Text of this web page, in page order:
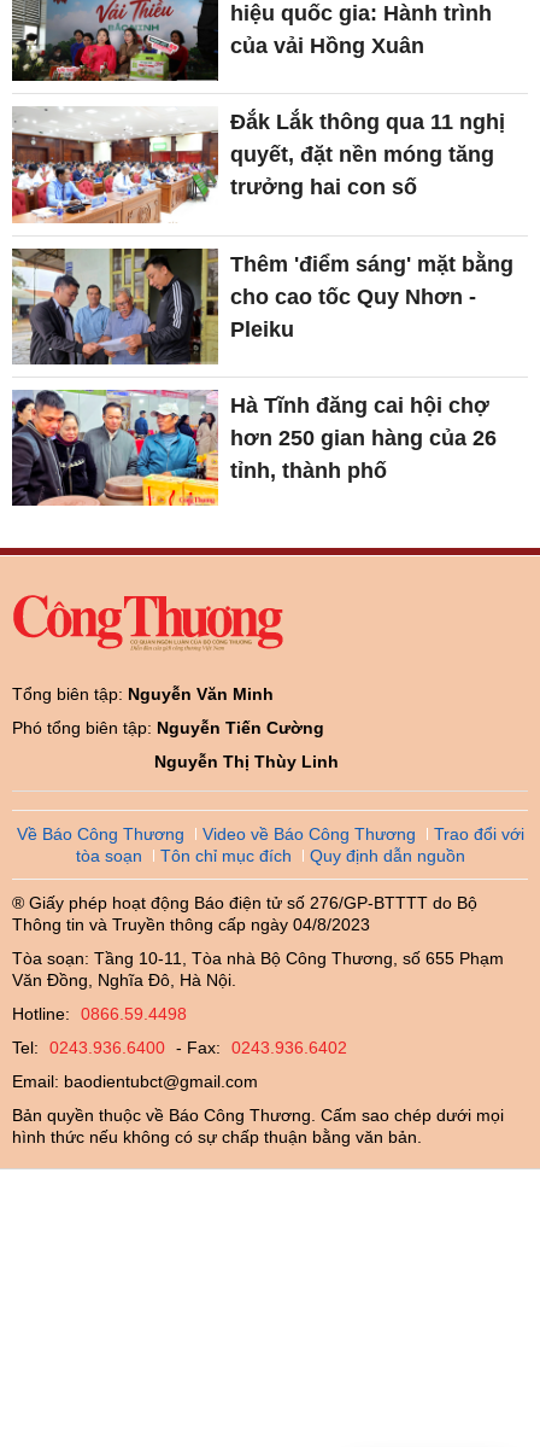
hiệu quốc gia: Hành trình
của vải Hồng Xuân
Đắk Lắk thông qua 11 nghị
quyết, đặt nền móng tăng
trưởng hai con số
Thêm 'điểm sáng' mặt bằng
cho cao tốc Quy Nhơn -
Pleiku
Hà Tĩnh đăng cai hội chợ
hơn 250 gian hàng của 26
tỉnh, thành phố
Tổng biên tập: Nguyễn Văn Minh
Phó tổng biên tập: Nguyễn Tiến Cường
Nguyễn Thị Thùy Linh
Về Báo Công Thương Video về Báo Công Thương
Trao đổi với
tòa soạn
Tôn chỉ mục đích Quy định dẫn nguồn
® Giấy phép hoạt động Báo điện tử số 276/GP-BTTTT do Bộ
Thông tin và Truyền thông cấp ngày 04/8/2023
Tòa soạn: Tầng 10-11, Tòa nhà Bộ Công Thương, số 655 Phạm
Văn Đồng, Nghĩa Đô, Hà Nội.
Hotline:
0866.59.4498
Tel:
0243.936.6400 - Fax:
0243.936.6402
Email: baodientubct@gmail.com
Bản quyền thuộc về Báo Công Thương. Cấm sao chép dưới mọi
hình thức nếu không có sự chấp thuận bằng văn bản.